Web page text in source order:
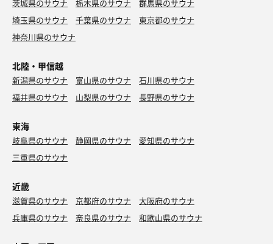
茨城県のサウナ 栃木県のサウナ
群馬県のサウナ
埼玉県のサウナ
千葉県のサウナ
東京都のサウナ
神奈川県のサウナ
北陸・甲信越
新潟県のサウナ 富山県のサウナ
石川県のサウナ
福井県のサウナ
山梨県のサウナ 長野県のサウナ
東海
岐阜県のサウナ 静岡県のサウナ
愛知県のサウナ
三重県のサウナ
近畿
滋賀県のサウナ 京都府のサウナ
大阪府のサウナ
兵庫県のサウナ
奈良県のサウナ 和歌山県のサウナ